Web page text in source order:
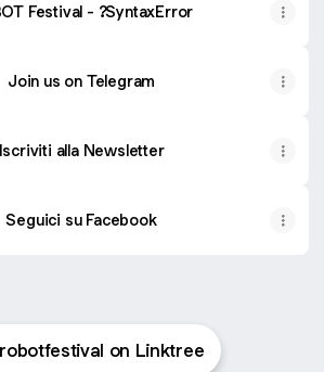
Festival - ?SyntaxError
Join us on Telegram
Iscriviti alla Newsletter
Seguici su Facebook
on Linktree